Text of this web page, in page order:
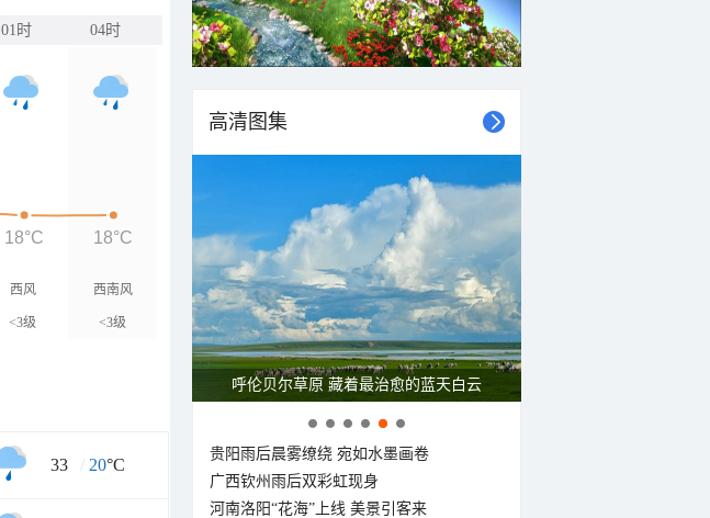
01时 04时
西风
<3级
西南风
<3级
18°C 18°C
33 / 20°C
高清图集
呼伦贝尔草原 藏着最治愈的蓝天白云
贵阳雨后晨雾缭绕 宛如水墨画卷
广西钦州雨后双彩虹现身
河南洛阳“花海”上线 美景引客来